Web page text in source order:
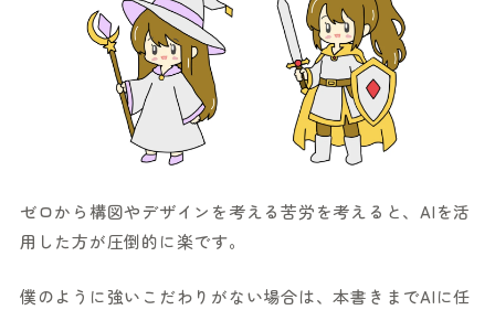
ゼロから構図やデザインを考える苦労を考えると、AIを活
用した方が圧倒的に楽です。
僕のように強いこだわりがない場合は、本書きまでAIに任